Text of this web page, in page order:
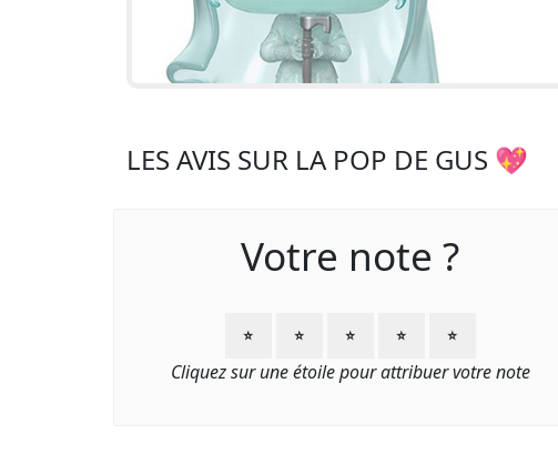
LES AVIS SUR LA POP DE GUS 💖
Votre note ?
⭐ ⭐ ⭐ ⭐ ⭐
Cliquez sur une étoile pour attribuer votre note